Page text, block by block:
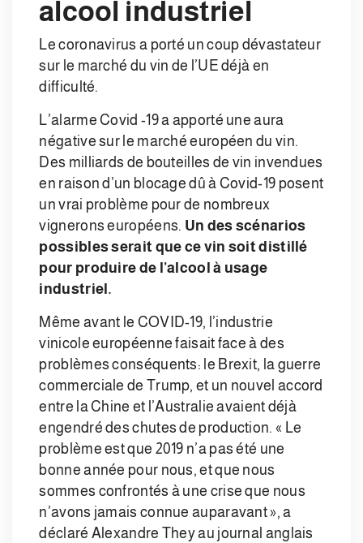
alcool industriel
Le coronavirus a porté un coup dévastateur
sur le marché du vin de l’UE déjà en
difficulté.
L’alarme Covid -19 a apporté une aura
négative sur le marché européen du vin.
Des milliards de bouteilles de vin invendues
en raison d’un blocage dû à Covid-19 posent
un vrai problème pour de nombreux
vignerons européens. Un des scénarios
possibles serait que ce vin soit distillé
pour produire de l’alcool à usage
industriel.
Même avant le COVID-19, l’industrie
vinicole européenne faisait face à des
problèmes conséquents: le Brexit, la guerre
commerciale de Trump, et un nouvel accord
entre la Chine et l’Australie avaient déjà
engendré des chutes de production. « Le
problème est que 2019 n’a pas été une
bonne année pour nous, et que nous
sommes confrontés à une crise que nous
n’avons jamais connue auparavant », a
déclaré Alexandre They au journal anglais